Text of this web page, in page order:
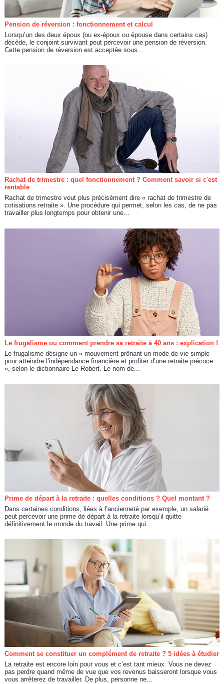
Pension de réversion : fonctionnement et calcul
Lorsqu’un des deux époux (ou ex-époux ou épouse dans certains cas)
décède, le conjoint survivant peut percevoir une pension de réversion.
Cette pension de réversion est acceptée sous...
Rachat de trimestre : quel fonctionnement ? Comment savoir si c'est
rentable
Rachat de trimestre veut plus précisément dire « rachat de trimestre de
cotisations retraite ». Une procédure qui permet, selon les cas, de ne pas
travailler plus longtemps pour obtenir une...
Le frugalisme ou comment prendre sa retraite à 40 ans : explication !
Le frugalisme désigne un « mouvement prônant un mode de vie simple
pour atteindre l’indépendance financière et profiter d’une retraite précoce
», selon le dictionnaire Le Robert. Le nom de...
Prime de départ à la retraite : quelles conditions ? Quel montant ?
Dans certaines conditions, liées à l’ancienneté par exemple, un salarié
peut percevoir une prime de départ à la retraite lorsqu’il quitte
définitivement le monde du travail. Une prime qui...
Comment se constituer un complément de retraite ? 5 idées à étudier
La retraite est encore loin pour vous et c’est tant mieux. Vous ne devez
pas perdre quand même de vue que vos revenus baisseront lorsque vous
vous arrêterez de travailler. De plus, personne ne...